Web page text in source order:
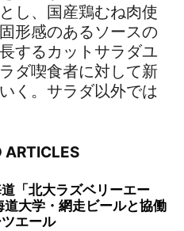
し、国産鶏むね肉使
形感のあるソースの
するカットサラダユ
ダ喫食者に対して新
く。サラダ以外では
ARTICLES
「北大ラズベリーエー
道大学・網走ビールと協働
エール